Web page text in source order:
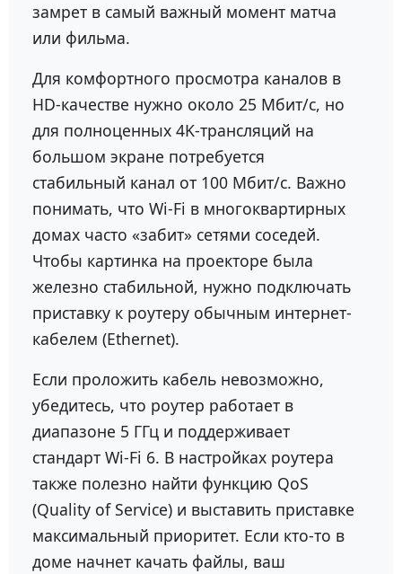
замрет в самый важный момент матча
или фильма.
Для комфортного просмотра каналов в
HD-качестве нужно около 25 Мбит/с, но
для полноценных 4K-трансляций на
большом экране потребуется
стабильный канал от 100 Мбит/с. Важно
понимать, что Wi-Fi в многоквартирных
домах часто «забит» сетями соседей.
Чтобы картинка на проекторе была
железно стабильной, нужно подключать
приставку к роутеру обычным интернет-
кабелем (Ethernet).
Если проложить кабель невозможно,
убедитесь, что роутер работает в
диапазоне 5 ГГц и поддерживает
стандарт Wi-Fi 6. В настройках роутера
также полезно найти функцию QoS
(Quality of Service) и выставить приставке
максимальный приоритет. Если кто-то в
доме начнет качать файлы, ваш